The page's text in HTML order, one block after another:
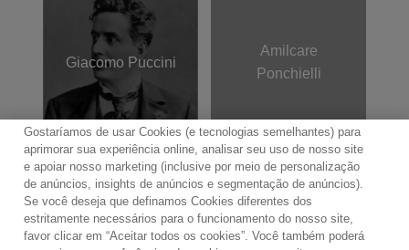
Giacomo Puccini
Amilcare
Ponchielli
Contato Boletim de Notícias
Termos de Uso
Política de Privacidade
Mapa do Site
Gostaríamos de usar Cookies (e tecnologias semelhantes) para
aprimorar sua experiência online, analisar seu uso de nosso site
e apoiar nosso marketing (inclusive por meio de personalização
de anúncios, insights de anúncios e segmentação de anúncios).
Se você deseja que definamos Cookies diferentes dos
estritamente necessários para o funcionamento do nosso site,
favor clicar em “Aceitar todos os cookies”. Você também poderá